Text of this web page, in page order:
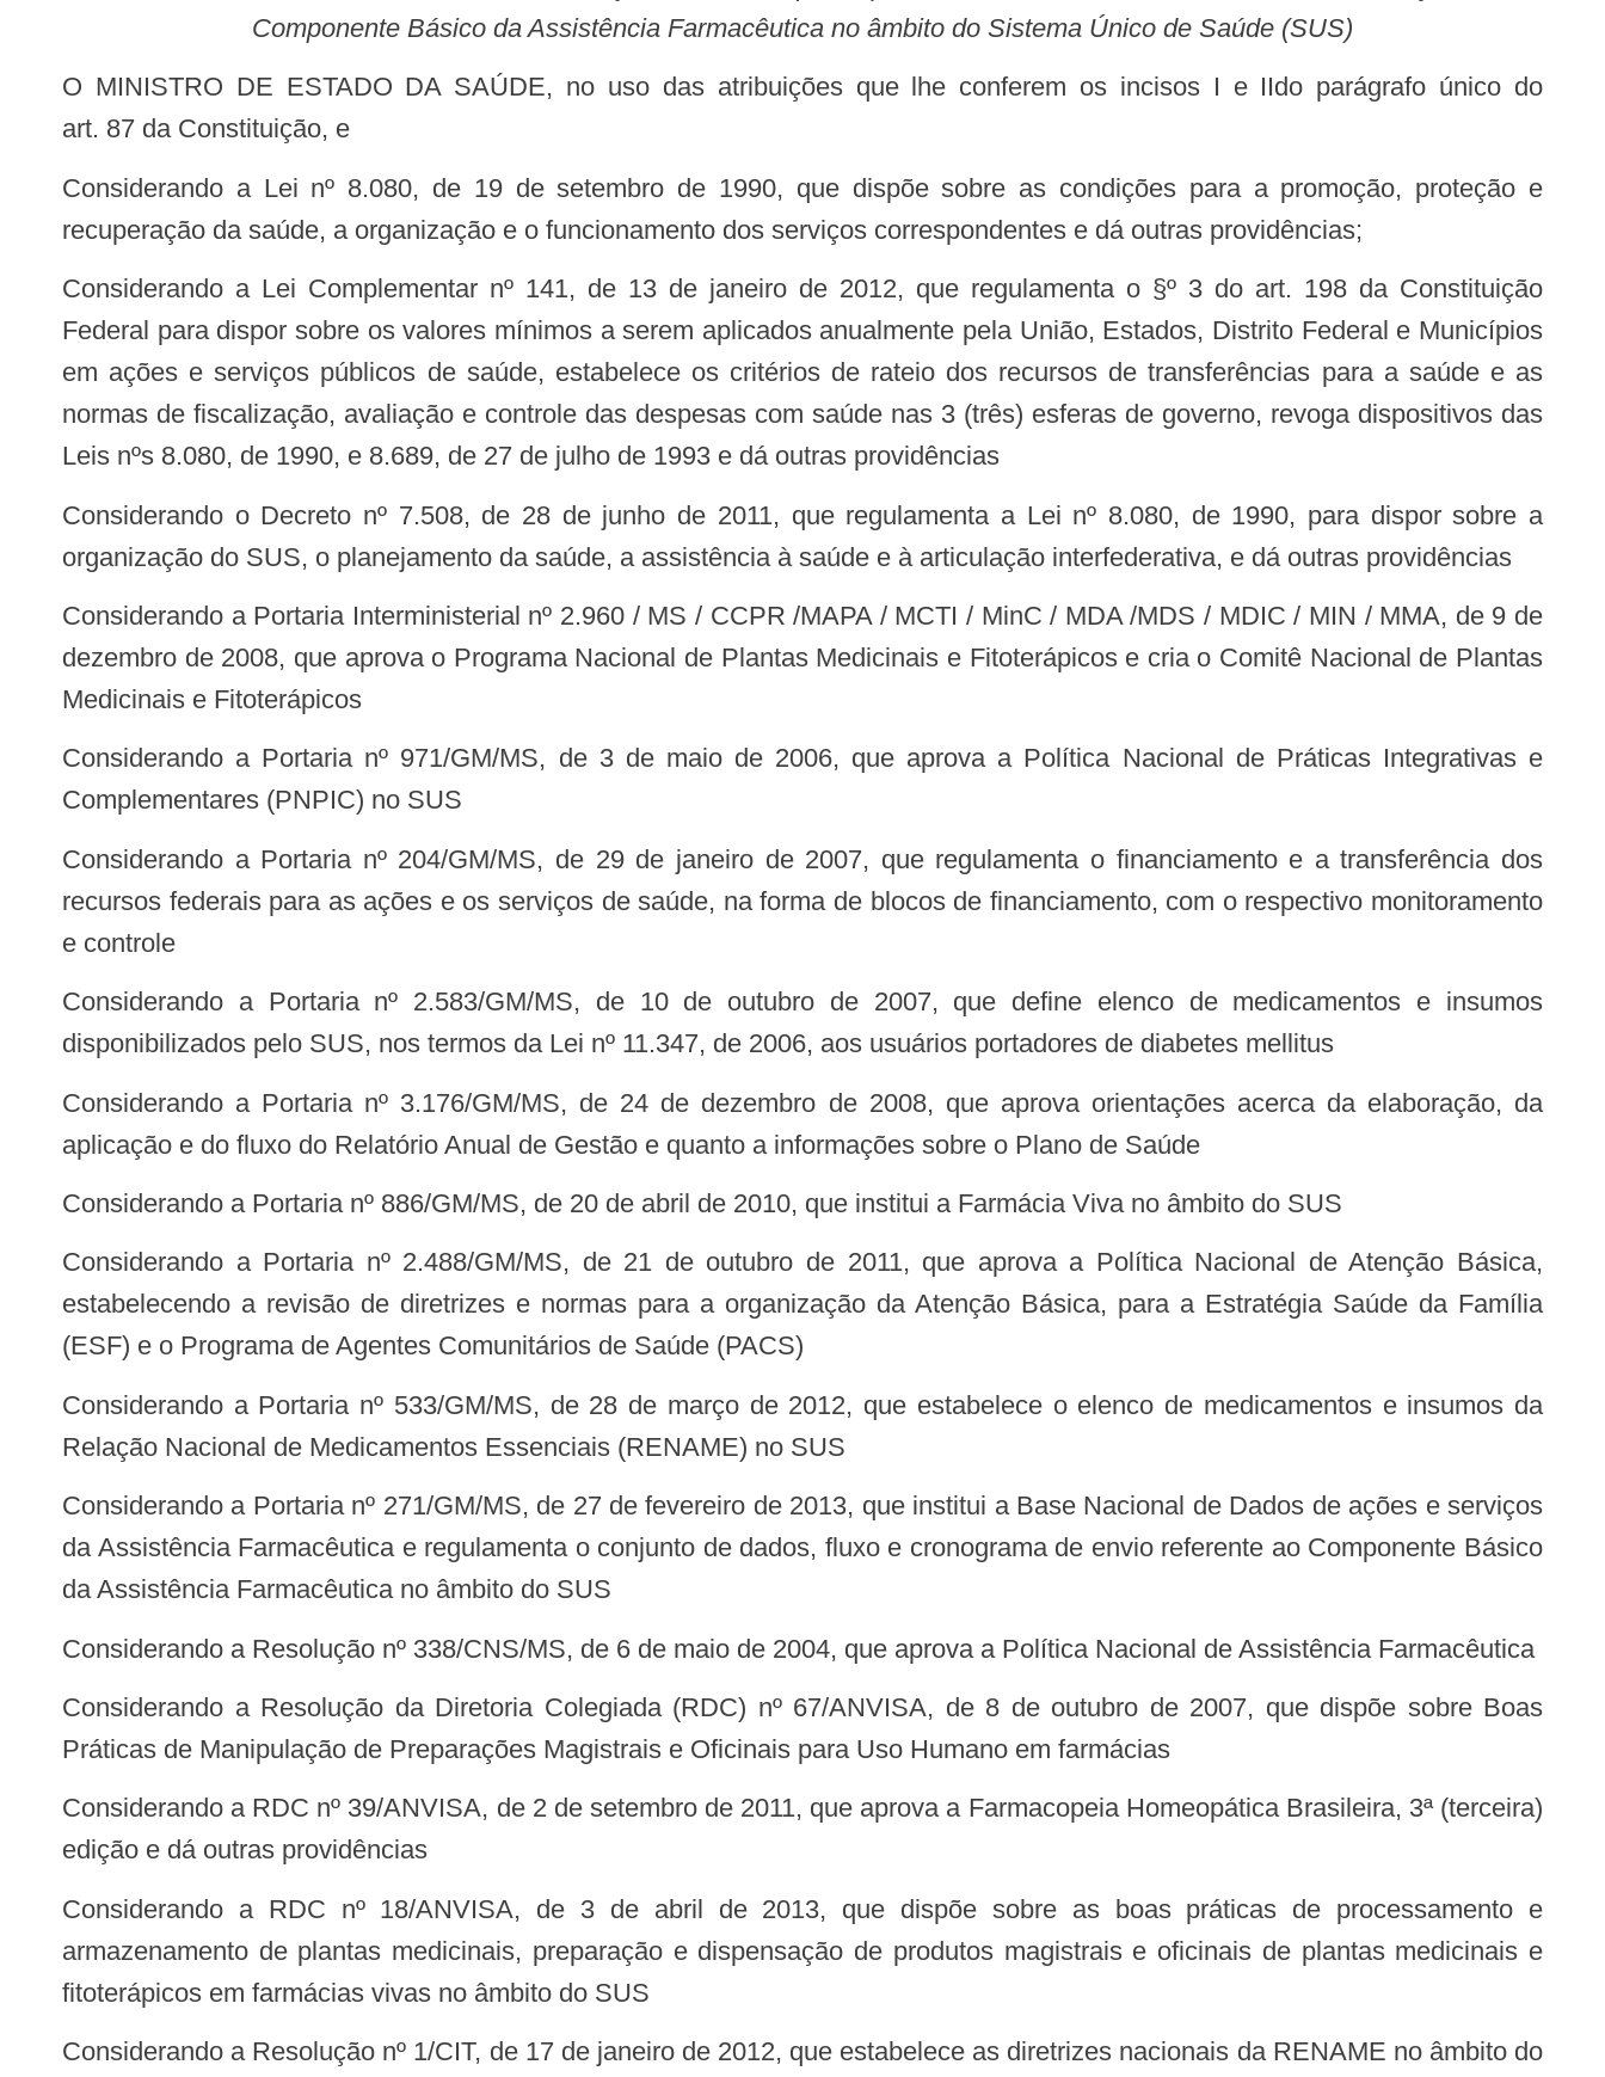
Componente Básico da Assistência Farmacêutica no âmbito do Sistema Único de Saúde (SUS)
O MINISTRO DE ESTADO DA SAÚDE, no uso das atribuições que lhe conferem os incisos I e IIdo parágrafo único do
art. 87 da Constituição, e
Considerando a Lei nº 8.080, de 19 de setembro de 1990, que dispõe sobre as condições para a promoção, proteção e
recuperação da saúde, a organização e o funcionamento dos serviços correspondentes e dá outras providências;
Considerando a Lei Complementar nº 141, de 13 de janeiro de 2012, que regulamenta o §º 3 do art. 198 da Constituição
Federal para dispor sobre os valores mínimos a serem aplicados anualmente pela União, Estados, Distrito Federal e Municípios
em ações e serviços públicos de saúde, estabelece os critérios de rateio dos recursos de transferências para a saúde e as
normas de fiscalização, avaliação e controle das despesas com saúde nas 3 (três) esferas de governo, revoga dispositivos das
Leis nºs 8.080, de 1990, e 8.689, de 27 de julho de 1993 e dá outras providências
Considerando o Decreto nº 7.508, de 28 de junho de 2011, que regulamenta a Lei nº 8.080, de 1990, para dispor sobre a
organização do SUS, o planejamento da saúde, a assistência à saúde e à articulação interfederativa, e dá outras providências
Considerando a Portaria Interministerial nº 2.960 / MS / CCPR /MAPA / MCTI / MinC / MDA /MDS / MDIC / MIN / MMA, de 9 de
dezembro de 2008, que aprova o Programa Nacional de Plantas Medicinais e Fitoterápicos e cria o Comitê Nacional de Plantas
Medicinais e Fitoterápicos
Considerando a Portaria nº 971/GM/MS, de 3 de maio de 2006, que aprova a Política Nacional de Práticas Integrativas e
Complementares (PNPIC) no SUS
Considerando a Portaria nº 204/GM/MS, de 29 de janeiro de 2007, que regulamenta o financiamento e a transferência dos
recursos federais para as ações e os serviços de saúde, na forma de blocos de financiamento, com o respectivo monitoramento
e controle
Considerando a Portaria nº 2.583/GM/MS, de 10 de outubro de 2007, que define elenco de medicamentos e insumos
disponibilizados pelo SUS, nos termos da Lei nº 11.347, de 2006, aos usuários portadores de diabetes mellitus
Considerando a Portaria nº 3.176/GM/MS, de 24 de dezembro de 2008, que aprova orientações acerca da elaboração, da
aplicação e do fluxo do Relatório Anual de Gestão e quanto a informações sobre o Plano de Saúde
Considerando a Portaria nº 886/GM/MS, de 20 de abril de 2010, que institui a Farmácia Viva no âmbito do SUS
Considerando a Portaria nº 2.488/GM/MS, de 21 de outubro de 2011, que aprova a Política Nacional de Atenção Básica,
estabelecendo a revisão de diretrizes e normas para a organização da Atenção Básica, para a Estratégia Saúde da Família
(ESF) e o Programa de Agentes Comunitários de Saúde (PACS)
Considerando a Portaria nº 533/GM/MS, de 28 de março de 2012, que estabelece o elenco de medicamentos e insumos da
Relação Nacional de Medicamentos Essenciais (RENAME) no SUS
Considerando a Portaria nº 271/GM/MS, de 27 de fevereiro de 2013, que institui a Base Nacional de Dados de ações e serviços
da Assistência Farmacêutica e regulamenta o conjunto de dados, fluxo e cronograma de envio referente ao Componente Básico
da Assistência Farmacêutica no âmbito do SUS
Considerando a Resolução nº 338/CNS/MS, de 6 de maio de 2004, que aprova a Política Nacional de Assistência Farmacêutica
Considerando a Resolução da Diretoria Colegiada (RDC) nº 67/ANVISA, de 8 de outubro de 2007, que dispõe sobre Boas
Práticas de Manipulação de Preparações Magistrais e Oficinais para Uso Humano em farmácias
Considerando a RDC nº 39/ANVISA, de 2 de setembro de 2011, que aprova a Farmacopeia Homeopática Brasileira, 3ª (terceira)
edição e dá outras providências
Considerando a RDC nº 18/ANVISA, de 3 de abril de 2013, que dispõe sobre as boas práticas de processamento e
armazenamento de plantas medicinais, preparação e dispensação de produtos magistrais e oficinais de plantas medicinais e
fitoterápicos em farmácias vivas no âmbito do SUS
Considerando a Resolução nº 1/CIT, de 17 de janeiro de 2012, que estabelece as diretrizes nacionais da RENAME no âmbito do